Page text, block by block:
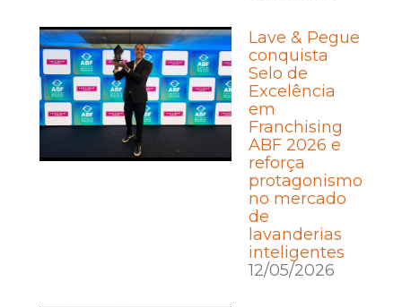
Lave & Pegue
conquista
Selo de
Excelência
em
Franchising
ABF 2026 e
reforça
protagonismo
no mercado
de
lavanderias
inteligentes
12/05/2026